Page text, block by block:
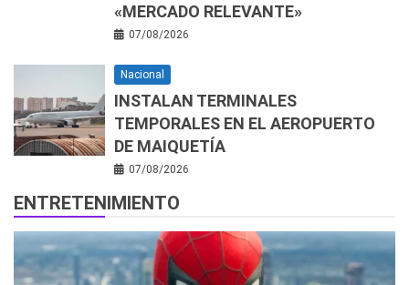
«MERCADO RELEVANTE»
07/08/2026
Nacional
INSTALAN TERMINALES
TEMPORALES EN EL AEROPUERTO
DE MAIQUETÍA
07/08/2026
ENTRETENIMIENTO